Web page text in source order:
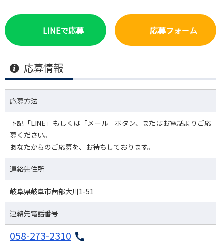
LINEで応募 応募フォーム
応募情報
応募方法
下記「LINE」もしくは「メール」ボタン、またはお電話よりご応
募ください。
あなたからのご応募を、お待ちしております。
連絡先住所
岐阜県岐阜市茜部大川1-51
連絡先電話番号
058-273-2310